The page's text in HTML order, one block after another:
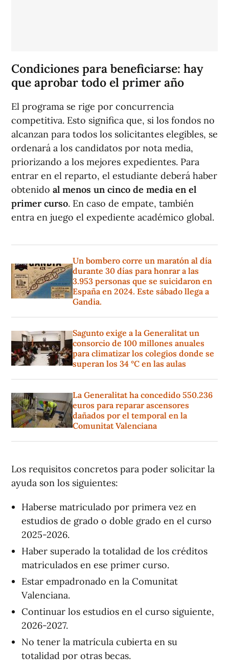
Condiciones para beneficiarse: hay
que aprobar todo el primer año
El programa se rige por concurrencia
competitiva. Esto significa que, si los fondos no
alcanzan para todos los solicitantes elegibles, se
ordenará a los candidatos por nota media,
priorizando a los mejores expedientes. Para
entrar en el reparto, el estudiante deberá haber
obtenido al menos un cinco de media en el
primer curso. En caso de empate, también
entra en juego el expediente académico global.
Un bombero corre un maratón al día
durante 30 días para honrar a las
3.953 personas que se suicidaron en
España en 2024. Este sábado llega a
Gandia.
Sagunto exige a la Generalitat un
consorcio de 100 millones anuales
para climatizar los colegios donde se
superan los 34 °C en las aulas
La Generalitat ha concedido 550.236
euros para reparar ascensores
dañados por el temporal en la
Comunitat Valenciana
Los requisitos concretos para poder solicitar la
ayuda son los siguientes:
Haberse matriculado por primera vez en
estudios de grado o doble grado en el curso
2025-2026.
Haber superado la totalidad de los créditos
matriculados en ese primer curso.
Estar empadronado en la Comunitat
Valenciana.
Continuar los estudios en el curso siguiente,
2026-2027.
No tener la matrícula cubierta en su
totalidad por otras becas.